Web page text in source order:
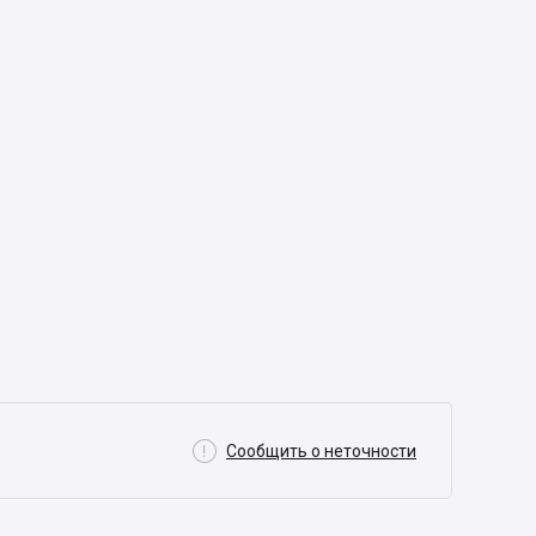
 Сообщить о неточности